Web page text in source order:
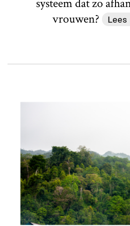
systeem dat zo
vrouwen?
Lees